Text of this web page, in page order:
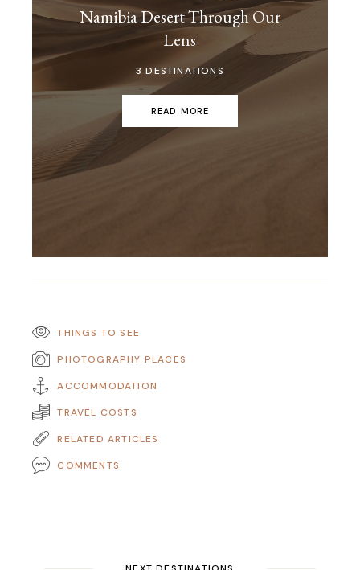
Namibia Desert Through Our
Lens
3 DESTINATIONS
READ MORE
THINGS TO SEE
PHOTOGRAPHY PLACES
ACCOMMODATION
TRAVEL COSTS
RELATED ARTICLES
COMMENTS